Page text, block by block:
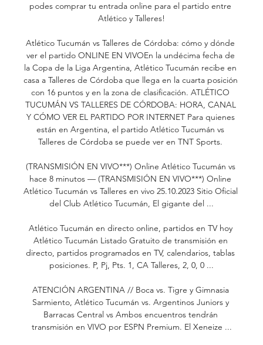
podes comprar tu entrada online para el partido entre
Atlético y Talleres!
Atlético Tucumán vs Talleres de Córdoba: cómo y dónde
ver el partido ONLINE EN VIVOEn la undécima fecha de
la Copa de la Liga Argentina, Atlético Tucumán recibe en
casa a Talleres de Córdoba que llega en la cuarta posición
con 16 puntos y en la zona de clasificación. ATLÉTICO
TUCUMÁN VS TALLERES DE CÓRDOBA: HORA, CANAL
Y CÓMO VER EL PARTIDO POR INTERNET Para quienes
están en Argentina, el partido Atlético Tucumán vs
Talleres de Córdoba se puede ver en TNT Sports.
(TRANSMISIÓN EN VIVO***) Online Atlético Tucumán vs
hace 8 minutos — (TRANSMISIÓN EN VIVO***) Online
Atlético Tucumán vs Talleres en vivo 25.10.2023 Sitio Oficial
del Club Atlético Tucumán, El gigante del ...
Atlético Tucumán en directo online, partidos en TV hoy
Atlético Tucumán Listado Gratuito de transmisión en
directo, partidos programados en TV, calendarios, tablas
posiciones. P, Pj, Pts. 1, CA Talleres, 2, 0, 0 ...
ATENCIÓN ARGENTINA // Boca vs. Tigre y Gimnasia
Sarmiento, Atlético Tucumán vs. Argentinos Juniors y
Barracas Central vs Ambos encuentros tendrán
transmisión en VIVO por ESPN Premium. El Xeneize ...